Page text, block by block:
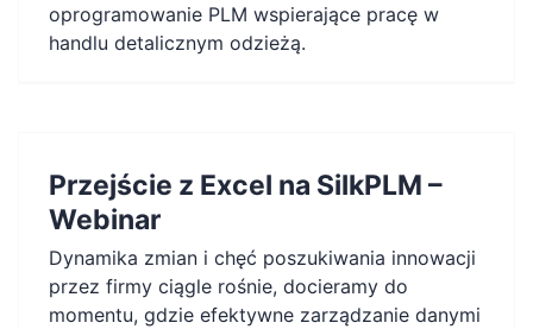
oprogramowanie PLM wspierające pracę w
handlu detalicznym odzieżą.
Przejście z Excel na SilkPLM –
Webinar
Dynamika zmian i chęć poszukiwania innowacji
przez firmy ciągle rośnie, docieramy do
momentu, gdzie efektywne zarządzanie danymi